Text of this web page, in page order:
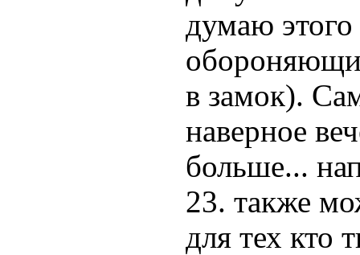
думаю
в замок).
наверное
больше...
23. также
для тех кто